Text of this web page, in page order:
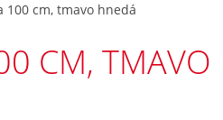
100 cm, tmavo hnedá
CM, TMAVO